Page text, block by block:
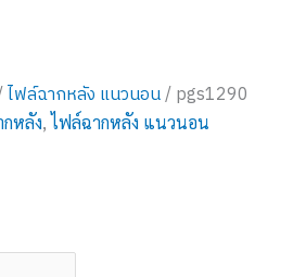
ไฟล์ฉากหลัง แนวนอน/ pgs1290
หลัง,ไฟล์ฉากหลัง แนวนอน